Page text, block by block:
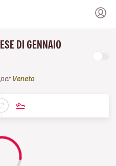
DI GENNAIO
per Veneto